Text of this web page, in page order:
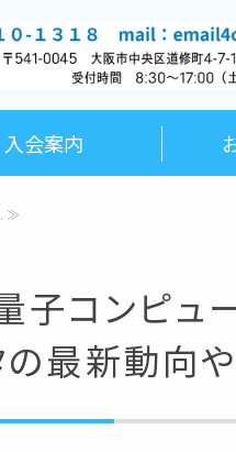
企業振興会（
入会案内
≫
子コンピュ
最新動向や